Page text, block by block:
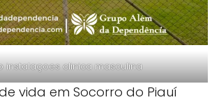
instalaçoes clinica masculina
vida em Socorro do Piauí